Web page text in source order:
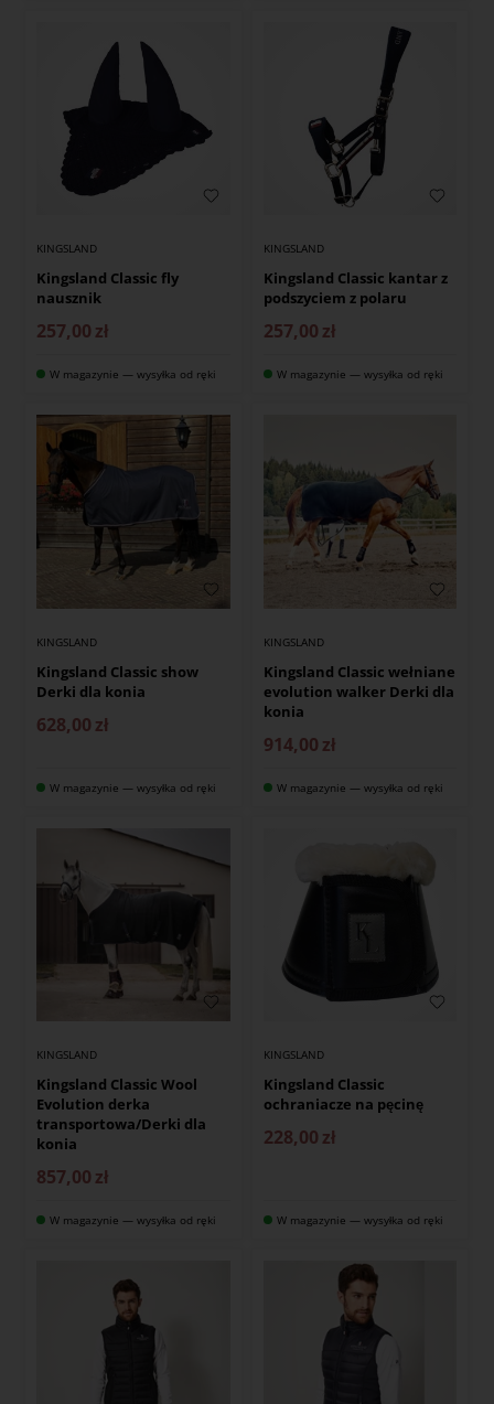
KINGSLAND
Kingsland Classic fly
nausznik
257,00 zł
W magazynie — wysyłka od ręki
KINGSLAND
Kingsland Classic kantar z
podszyciem z polaru
257,00 zł
W magazynie — wysyłka od ręki
KINGSLAND
Kingsland Classic show
Derki dla konia
628,00 zł
W magazynie — wysyłka od ręki
KINGSLAND
Kingsland Classic wełniane
evolution walker Derki dla
konia
914,00 zł
W magazynie — wysyłka od ręki
KINGSLAND
Kingsland Classic Wool
Evolution derka
transportowa/Derki dla
konia
857,00 zł
W magazynie — wysyłka od ręki
KINGSLAND
Kingsland Classic
ochraniacze na pęcinę
228,00 zł
W magazynie — wysyłka od ręki